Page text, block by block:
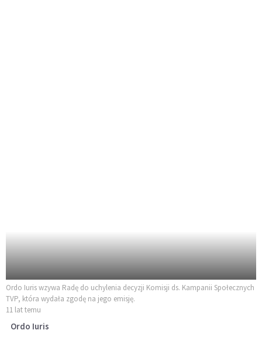
Ordo Iuris wzywa Radę do uchylenia decyzji Komisji ds. Kampanii Społecznych
TVP, która wydała zgodę na jego emisję.
11 lat temu
Ordo Iuris